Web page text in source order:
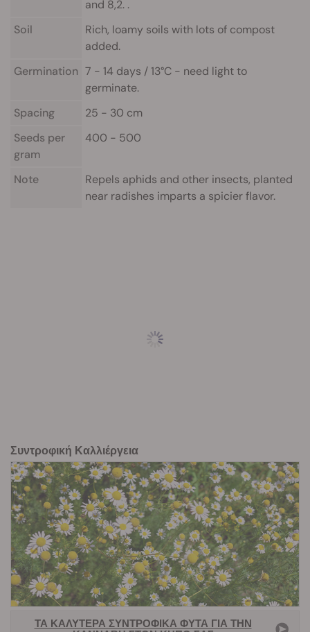
and 8,2. .
Soil
Rich, loamy soils with lots of compost
added.
Germination 7 - 14 days / 13°C - need light to
germinate.
Spacing
25 - 30 cm
Seeds per
gram
400 - 500
Note
Repels aphids and other insects, planted
near radishes imparts a spicier flavor.
Συντροφική Καλλιέργεια
ΤΑ ΚΑΛΎΤΕΡΑ ΣΥΝΤΡΟΦΙΚΆ ΦΥΤΆ ΓΙΑ ΤΗΝ